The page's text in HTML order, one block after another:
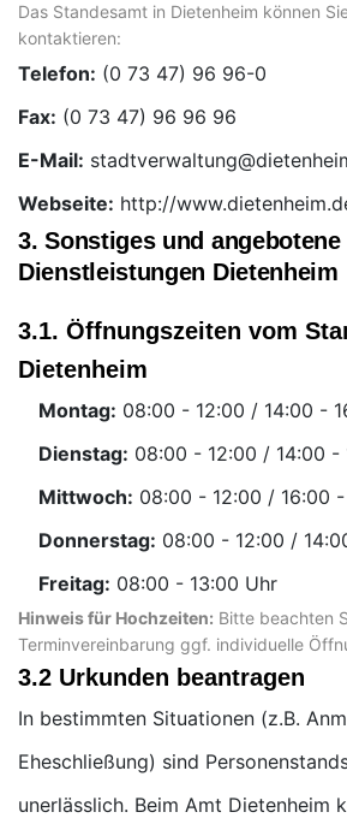
Das Standesamt in Dietenheim können
kontaktieren:
Telefon:
Fax:
E-Mail:
Webseite: http://
3. Sonstiges und angebotene
Dienstleistungen Dietenheim
3.1. Öffnungszeiten vom
Dietenheim
Montag:
Dienstag:
Mittwoch:
Donnerstag:
Freitag:
Uhr
Hinweis für Hochzeiten: Bitte beachten
Terminvereinbarung ggf. individuelle
3.2 Urkunden beantragen
In bestimmten Situationen (z.B.
Eheschließung) sind
unerlässlich. Beim Amt Dietenheim